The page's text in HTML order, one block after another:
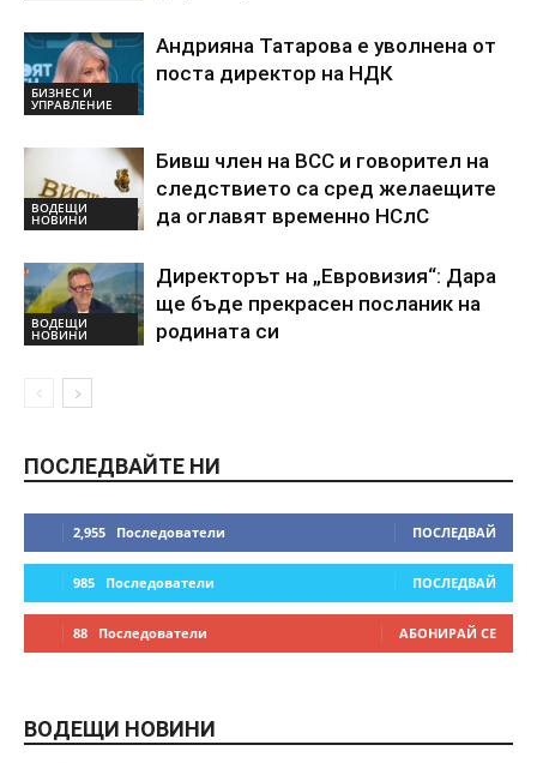
БИЗНЕС И
УПРАВЛЕНИЕ
Андрияна Татарова е уволнена от
поста директор на НДК
ВОДЕЩИ
НОВИНИ
Бивш член на ВСС и говорител на
следствието са сред желаещите
да оглавят временно НСлС
ВОДЕЩИ
НОВИНИ
Директорът на „Евровизия“: Дара
ще бъде прекрасен посланик на
родината си
ПОСЛЕДВАЙТЕ НИ
2,955 Последователи ПОСЛЕДВАЙ
985 Последователи ПОСЛЕДВАЙ
88 Последователи АБОНИРАЙ СЕ
ВОДЕЩИ НОВИНИ